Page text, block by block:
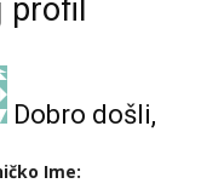
profil
Dobro došli,
Ime: